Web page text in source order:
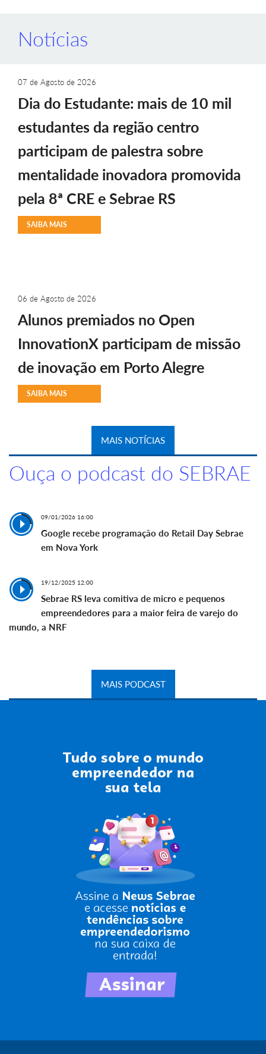
Notícias
07 de Agosto de 2026
Dia do Estudante: mais de 10 mil
estudantes da região centro
participam de palestra sobre
mentalidade inovadora promovida
pela 8ª CRE e Sebrae RS
SAIBA MAIS
06 de Agosto de 2026
Alunos premiados no Open
InnovationX participam de missão
de inovação em Porto Alegre
SAIBA MAIS
MAIS NOTÍCIAS
Ouça o podcast do SEBRAE
09/01/2026 16:00
Google recebe programação do Retail Day Sebrae
em Nova York
19/12/2025 12:00
Sebrae RS leva comitiva de micro e pequenos
empreendedores para a maior feira de varejo do
mundo, a NRF
MAIS PODCAST